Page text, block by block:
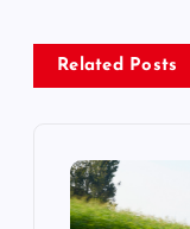
Related Posts